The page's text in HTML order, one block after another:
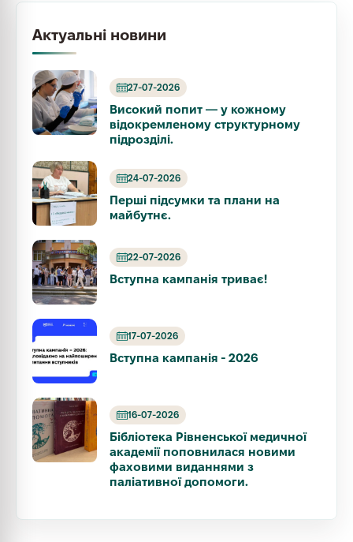
Актуальні новини
Високий попит — у кожному
відокремленому структурному
підрозділі.
27-07-2026
Перші підсумки та плани на
майбутнє.
24-07-2026
Вступна кампанія триває!
22-07-2026
Вступна кампанія - 2026
17-07-2026
Бібліотека Рівненської медичної
академії поповнилася новими
фаховими виданнями з
паліативної допомоги.
16-07-2026